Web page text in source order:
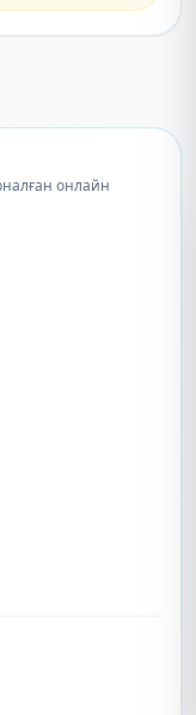
онлайн